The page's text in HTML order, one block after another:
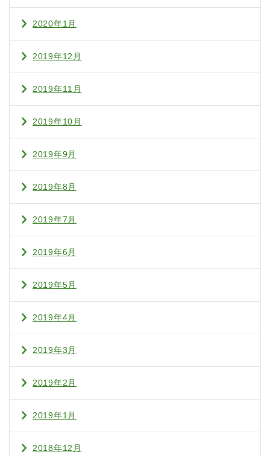
2020年1月
2019年12月
2019年11月
2019年10月
2019年9月
2019年8月
2019年7月
2019年6月
2019年5月
2019年4月
2019年3月
2019年2月
2019年1月
2018年12月